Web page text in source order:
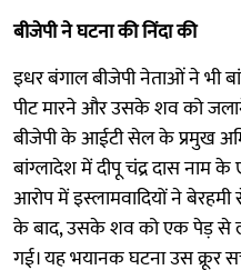
बीजेपी ने घटना की निंदा की
इधर बंगाल बीजेपी नेताओं ने भी
पीट मारने और उसके शव को जलाने
बीजेपी के आईटी सेल के प्रमुख
बांग्लादेश में दीपू चंद्र दास
आरोप में इस्लामवादियों ने बेरहमी
के बाद, उसके शव को एक पेड़ से
गई। यह भयानक घटना उस क्रूर